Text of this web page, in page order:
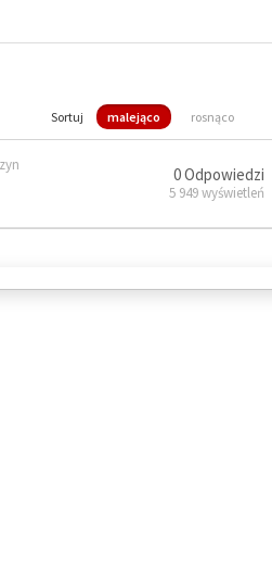
Sortuj malejąco rosnąco
0 Odpowiedzi
5 949 wyświetleń